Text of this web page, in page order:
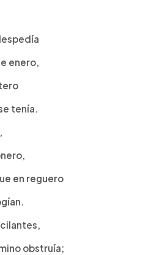
enero,
tenía.
en reguero
obstruía;